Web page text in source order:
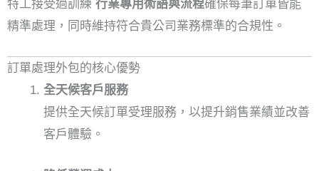
特工接受過訓練 行業專用術語與流程確保每筆訂單皆能
精準處理，同時維持符合貴公司業務標準的合規性。
訂單處理外包的核心優勢
全天候客戶服務
提供全天候訂單受理服務，以提升銷售業績並改善
客戶體驗。